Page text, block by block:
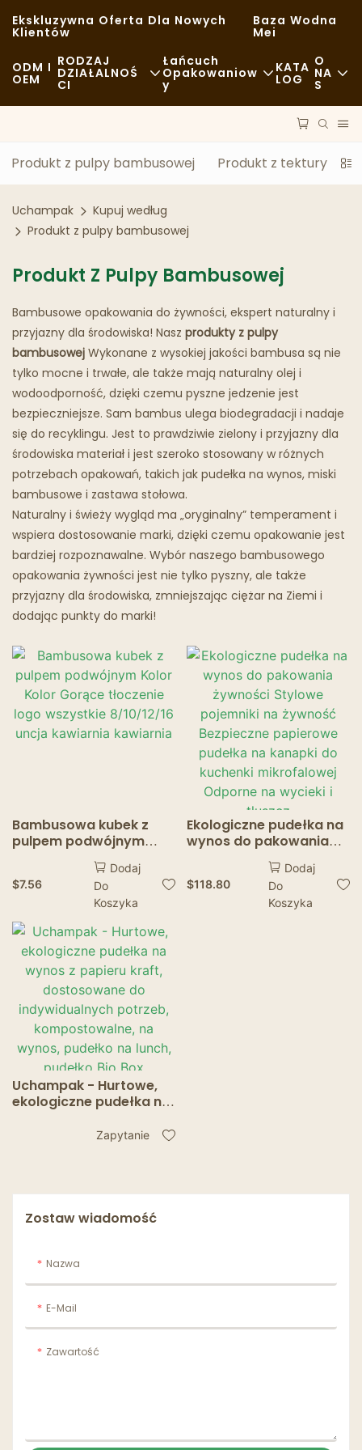
Ekskluzywna Oferta Dla Nowych
Klientów
Baza Wodna
Mei
ODM I
OEM
RODZAJ
DZIAŁALNOŚ
CI
Fast Food
Wykwintna Kuchnia
Kawiarnie I Kawiarnie
Piekarnia
Tłusta Łyżka
Restauracje Duchów
Łańcuch
Opakowaniow
Y
Surowce
Proces
Technologia
KATA
LOG
O
NA
S
Aktualności
Sprawy
Produkt z pulpy bambusowej Produkt z tektury
Uchampak
Kupuj według
Produkt z pulpy bambusowej
Produkt Z Pulpy Bambusowej
Bambusowe opakowania do żywności, ekspert naturalny i
przyjazny dla środowiska! Nasz produkty z pulpy
bambusowej Wykonane z wysokiej jakości bambusa są nie
tylko mocne i trwałe, ale także mają naturalny olej i
wodoodporność, dzięki czemu pyszne jedzenie jest
bezpieczniejsze. Sam bambus ulega biodegradacji i nadaje
się do recyklingu. Jest to prawdziwie zielony i przyjazny dla
środowiska materiał i jest szeroko stosowany w różnych
potrzebach opakowań, takich jak pudełka na wynos, miski
bambusowe i zastawa stołowa.
Naturalny i świeży wygląd ma „oryginalny” temperament i
wspiera dostosowanie marki, dzięki czemu opakowanie jest
bardziej rozpoznawalne. Wybór naszego bambusowego
opakowania żywności jest nie tylko pyszny, ale także
przyjazny dla środowiska, zmniejszając ciężar na Ziemi i
dodając punkty do marki!
Bambusowa kubek z
pulpem podwójnym
Kolor Kolor Gorące
tłoczenie logo
wszystkie 8/10/12/16
uncja kawiarnia
kawiarnia
$7.56
Dodaj
Do
Koszyka
Ekologiczne pudełka na
wynos do pakowania
żywności Stylowe
pojemniki na żywność
Bezpieczne papierowe
pudełka na kanapki do
$118.80
Dodaj
Do
Koszyka
Uchampak - Hurtowe,
ekologiczne pudełka na
dostosowane do
wynos, pudełko na
lunch, pudełko Bio Box
Zapytanie
Zostaw wiadomość
Nazwa
E-Mail
Zawartość